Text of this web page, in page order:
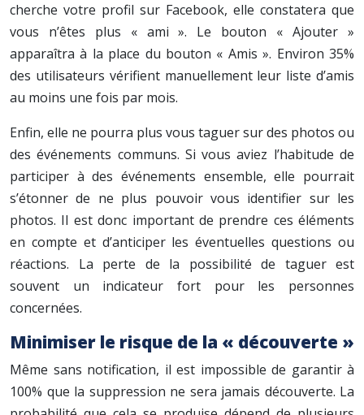
cherche votre profil sur Facebook, elle constatera que
vous n’êtes plus « ami ». Le bouton « Ajouter »
apparaîtra à la place du bouton « Amis ». Environ 35%
des utilisateurs vérifient manuellement leur liste d’amis
au moins une fois par mois.
Enfin, elle ne pourra plus vous taguer sur des photos ou
des événements communs. Si vous aviez l’habitude de
participer à des événements ensemble, elle pourrait
s’étonner de ne plus pouvoir vous identifier sur les
photos. Il est donc important de prendre ces éléments
en compte et d’anticiper les éventuelles questions ou
réactions. La perte de la possibilité de taguer est
souvent un indicateur fort pour les personnes
concernées.
Minimiser le risque de la « découverte »
Même sans notification, il est impossible de garantir à
100% que la suppression ne sera jamais découverte. La